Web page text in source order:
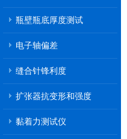
瓶壁瓶底厚度测试
电子轴偏差
缝合针锋利度
扩张器抗变形和强度
黏着力测试仪